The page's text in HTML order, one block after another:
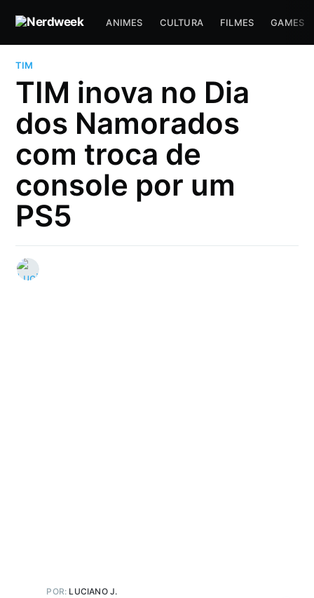
ANIMES CULTURA FILMES GAMES
TIM
TIM inova no Dia
dos Namorados
com troca de
console por um
PS5
POR: LUCIANO J.